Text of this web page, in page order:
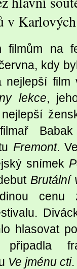
Karlových
filmům na
kdy
nejlepší
lekce,
Fremont.
snímek
Brutální
cenu
hlasovat
Ve jménu cti.